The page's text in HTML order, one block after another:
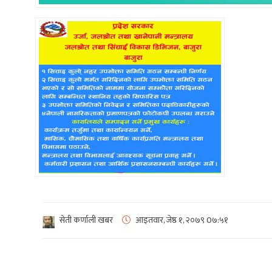
सेती कर्णाली खबर आइतवार, जेष्ठ १, २०७९0७:५१